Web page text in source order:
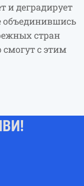
и деградирует
объединившись
стран
с этим